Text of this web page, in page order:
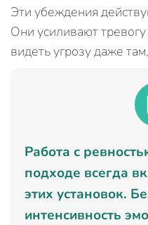
Эти убеждения
Они усиливают
видеть угрозу даже
Работа с
подходе всегда
этих установок.
интенсивность